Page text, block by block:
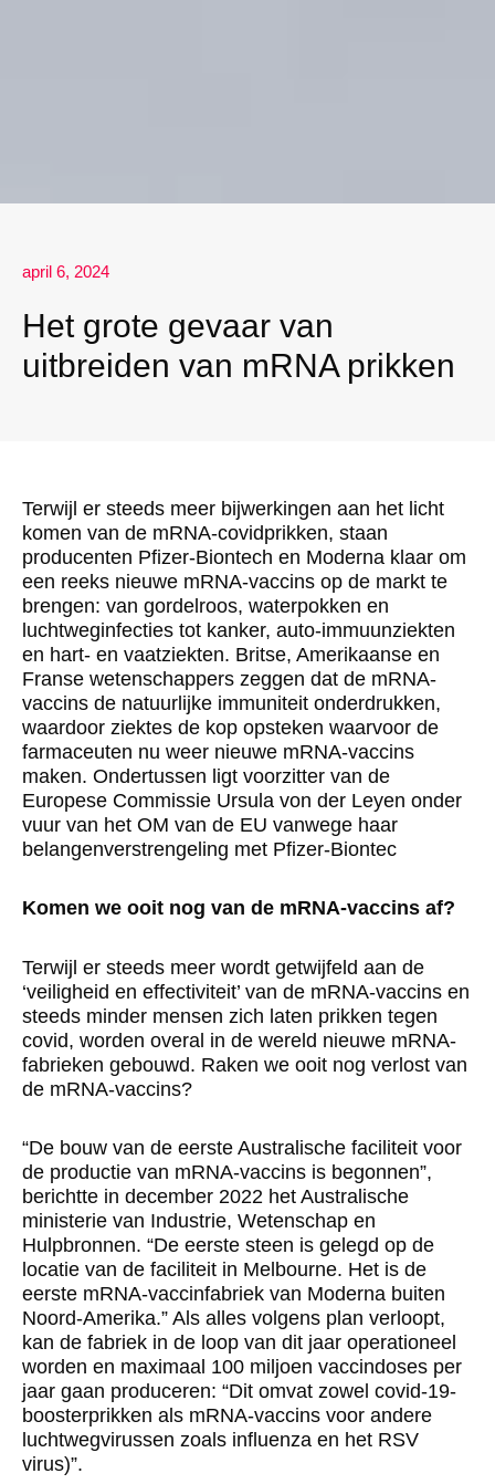
april 6, 2024
Het grote gevaar van
uitbreiden van mRNA prikken
Terwijl er steeds meer bijwerkingen aan het licht
komen van de mRNA-covidprikken, staan
producenten Pfizer-Biontech en Moderna klaar om
een reeks nieuwe mRNA-vaccins op de markt te
brengen: van gordelroos, waterpokken en
luchtweginfecties tot kanker, auto-immuunziekten
en hart- en vaatziekten. Britse, Amerikaanse en
Franse wetenschappers zeggen dat de mRNA-
vaccins de natuurlijke immuniteit onderdrukken,
waardoor ziektes de kop opsteken waarvoor de
farmaceuten nu weer nieuwe mRNA-vaccins
maken. Ondertussen ligt voorzitter van de
Europese Commissie Ursula von der Leyen onder
vuur van het OM van de EU vanwege haar
belangenverstrengeling met Pfizer-Biontec
Komen we ooit nog van de mRNA-vaccins af?
Terwijl er steeds meer wordt getwijfeld aan de
‘veiligheid en effectiviteit’ van de mRNA-vaccins en
steeds minder mensen zich laten prikken tegen
covid, worden overal in de wereld nieuwe mRNA-
fabrieken gebouwd. Raken we ooit nog verlost van
de mRNA-vaccins?
“De bouw van de eerste Australische faciliteit voor
de productie van mRNA-vaccins is begonnen”,
berichtte in december 2022 het Australische
ministerie van Industrie, Wetenschap en
Hulpbronnen. “De eerste steen is gelegd op de
locatie van de faciliteit in Melbourne. Het is de
eerste mRNA-vaccinfabriek van Moderna buiten
Noord-Amerika.” Als alles volgens plan verloopt,
kan de fabriek in de loop van dit jaar operationeel
worden en maximaal 100 miljoen vaccindoses per
jaar gaan produceren: “Dit omvat zowel covid-19-
boosterprikken als mRNA-vaccins voor andere
luchtwegvirussen zoals influenza en het RSV
virus)”.